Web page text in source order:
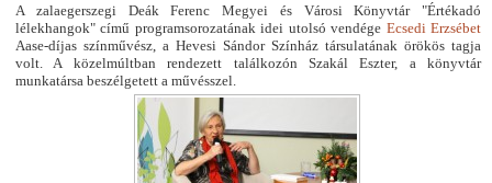
A zalaegerszegi Deák Ferenc Megyei és Városi Könyvtár "Értékadó
lélekhangok" című programsorozatának idei utolsó vendége Ecsedi Erzsébet
Aase-díjas színművész, a Hevesi Sándor Színház társulatának örökös tagja
volt. A közelmúltban rendezett találkozón Szakál Eszter, a könyvtár
munkatársa beszélgetett a művésszel.